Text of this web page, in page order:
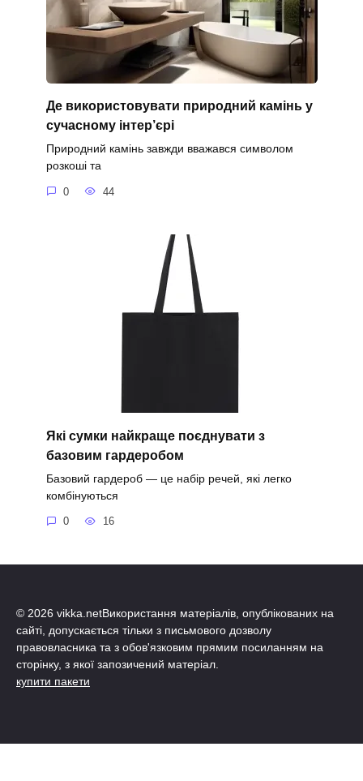
Де використовувати природний камінь у
сучасному інтер’єрі
Природний камінь завжди вважався символом
розкоші та
0 44
Які сумки найкраще поєднувати з
базовим гардеробом
Базовий гардероб — це набір речей, які легко
комбінуються
0 16
© 2026 vikka.netВикористання матеріалів, опублікованих на
сайті, допускається тільки з письмового дозволу
правовласника та з обов'язковим прямим посиланням на
сторінку, з якої запозичений матеріал.
купити пакети